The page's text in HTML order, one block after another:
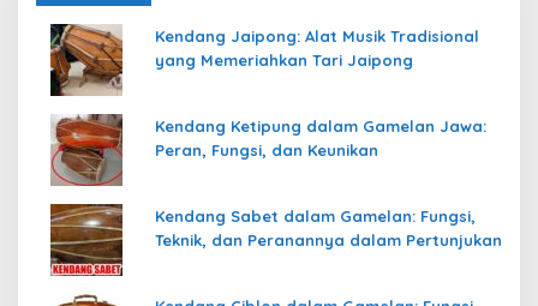
Kendang Jaipong: Alat Musik Tradisional
yang Memeriahkan Tari Jaipong
Kendang Ketipung dalam Gamelan Jawa:
Peran, Fungsi, dan Keunikan
Kendang Sabet dalam Gamelan: Fungsi,
Teknik, dan Peranannya dalam Pertunjukan